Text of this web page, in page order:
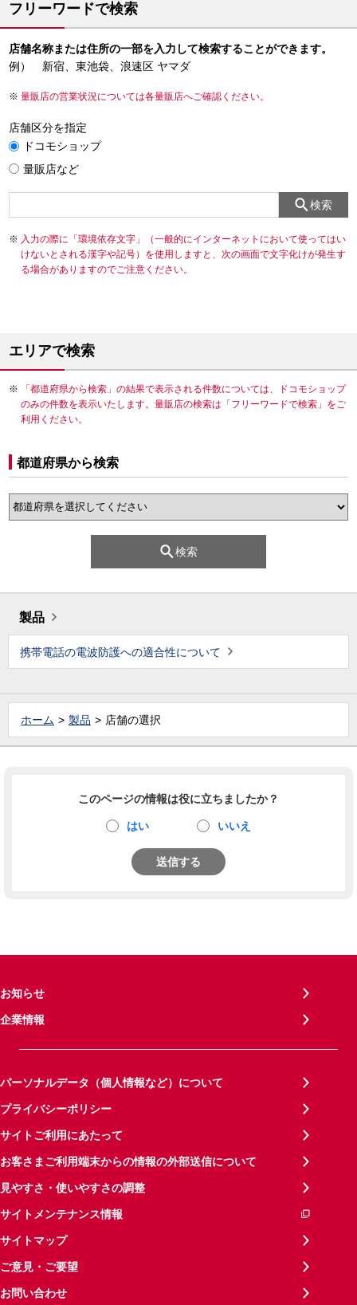
フリーワードで検索
店舗名称または住所の一部を入力して検索することができます。
例） 新宿、東池袋、浪速区 ヤマダ
量販店の営業状況については各量販店へご確認ください。
店舗区分を指定
ドコモショップ
量販店など
検索
入力の際に「環境依存文字」（一般的にインターネットにおいて使ってはい
けないとされる漢字や記号）を使用しますと、次の画面で文字化けが発生す
る場合がありますのでご注意ください。
エリアで検索
「都道府県から検索」の結果で表示される件数については、ドコモショップ
のみの件数を表示いたします。量販店の検索は「フリーワードで検索」をご
利用ください。
都道府県から検索
検索
製品
携帯電話の電波防護への適合性について
ホーム 製品 店舗の選択
このページの情報は役に立ちましたか？
はい いいえ
送信する
お知らせ
企業情報
パーソナルデータ（個人情報など）について
プライバシーポリシー
サイトご利用にあたって
お客さまご利用端末からの情報の外部送信について
見やすさ・使いやすさの調整
サイトメンテナンス情報
サイトマップ
ご意見・ご要望
お問い合わせ